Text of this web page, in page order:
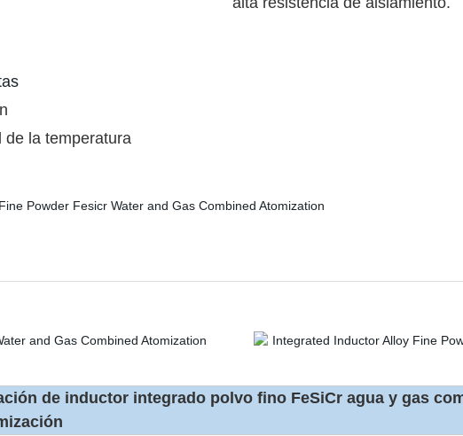
de la temperatura
de inductor integrado polvo fino FeSiCr agua y gas